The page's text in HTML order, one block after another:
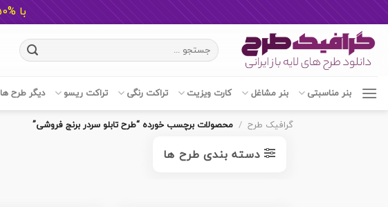
با %50 تخفیف اشتراک بخر
content
جستجو
برای:
بنر مناسبتی بنر مشاغل کارت ویزیت تراکت رنگی تراکت ریسو دیگر طرح ها
گرافیک طرح / محصولات برچسب خورده “طرح تابلو سردر برنج فروشی”
دسته بندی طرح ها